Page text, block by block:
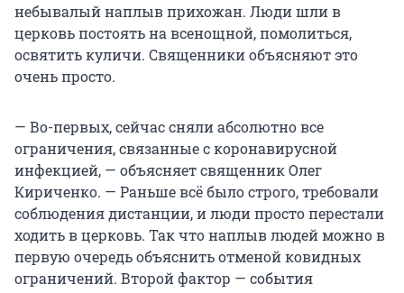
небывалый наплыв прихожан. Люди шли в
церковь постоять на всенощной, помолиться,
освятить куличи. Священники объясняют это
очень просто.
— Во-первых, сейчас сняли абсолютно все
ограничения, связанные с коронавирусной
инфекцией, — объясняет священник Олег
Кириченко. — Раньше всё было строго, требовали
соблюдения дистанции, и люди просто перестали
ходить в церковь. Так что наплыв людей можно в
первую очередь объяснить отменой ковидных
ограничений. Второй фактор — события